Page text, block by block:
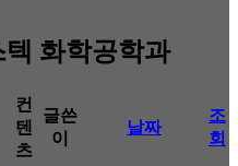
화학공학과
컨
텐
츠
글쓴
이
날짜
조
회